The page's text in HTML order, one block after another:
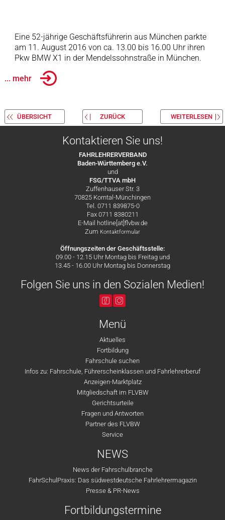
Eine 52-jährige Geschäftsführerin aus München parkte
am 11. August 2016 von ca. 13.00 bis 16.00 Uhr ihren
Pkw BMW X1 in der Mendelssohnstraße in München.
... mehr
ÜBERSICHT ZURÜCK WEITERLESEN
Kontaktieren Sie uns!
FAHRLEHRERVERBAND
Baden-Württemberg e.V.
und
FSG/TTVA mbH
Zuffenhauser Str. 3
70825 Korntal-Münchingen
Tel. 0711 839875-0
Fax 0711 8380211
E-Mail hotline[at]flvbw.de
Zum Kontaktformular
Öffnungszeiten der Geschäftsstelle:
09.00 - 12.15 Uhr Montag bis Freitag und
13.45 - 16.00 Uhr Montag bis Donnerstag
Folgen Sie uns in den Sozialen Medien!
Menü
Aktuelles
Fortbildung
Fahrschule suchen
Infos zu: Fahrschule, Führerscheinklassen und Fahrlehrerberuf
Anzeigen-Marktplatz
Mitgliedschaft im FLVBW
Gerichtsurteile
Fragen und Antworten
Partner des FLVBW
Service
NEWS
News der Fahrschulbranche
FahrSchulPraxis: Das südwestdeutsche Fahrlehrermagazin
Presse & PR-News
Fortbildungstermine